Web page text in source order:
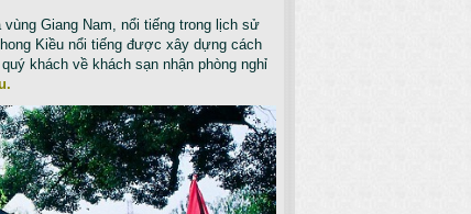
Giang Nam, nổi tiếng trong lịch sử
Kiều nổi tiếng được xây dựng cách
khách về khách sạn nhận phòng nghỉ